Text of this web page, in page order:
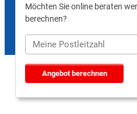
Möchten Sie online beraten
berechnen?
Angebot berechnen